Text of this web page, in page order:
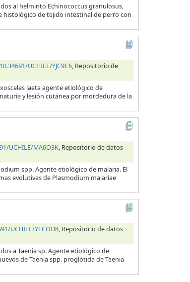
al helminto Echinococcus granulosus,
histológico de tejido intestinal de perro con
UCHILE/YJC9C6, Repositorio de
laeta agente etiológico de
y lesión cutánea por mordedura de la
UCHILE/MA6O3K, Repositorio de datos
spp. Agente etiológico de malaria. El
evolutivas de Plasmodium malariae
UCHILE/YLCOU8, Repositorio de datos
a Taenia sp. Agente etiológico de
de Taenia spp. proglótida de Taenia